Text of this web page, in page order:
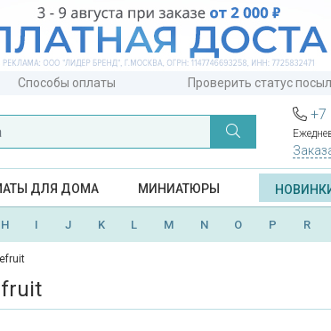
Способы оплаты Проверить статус
+7
ДЛЯ ДОМА МИНИАТЮРЫ
H I J K L M N O P R